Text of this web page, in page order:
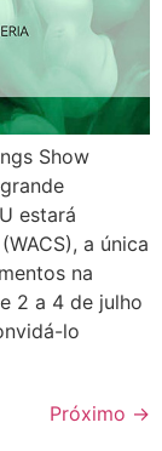
Show
estará
a única
na
2 a 4 de julho
lo
Próximo →